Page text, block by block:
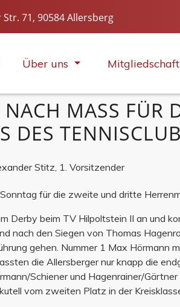
71, 90584 Allersberg
Über uns Mitgliedschaft
MUNDE
MASS FÜR
TENNISCLUB
Stitz, 1. Vorsitzender
für die zweite und dritte
Derby beim TV Hilpoltstein II an und
nach den Siegen von Thomas
gehen. Nummer 1 Max Hörmann
die Allersberger nur knapp die
Schiener und Hagenrainer/
vom zweiten Platz in der